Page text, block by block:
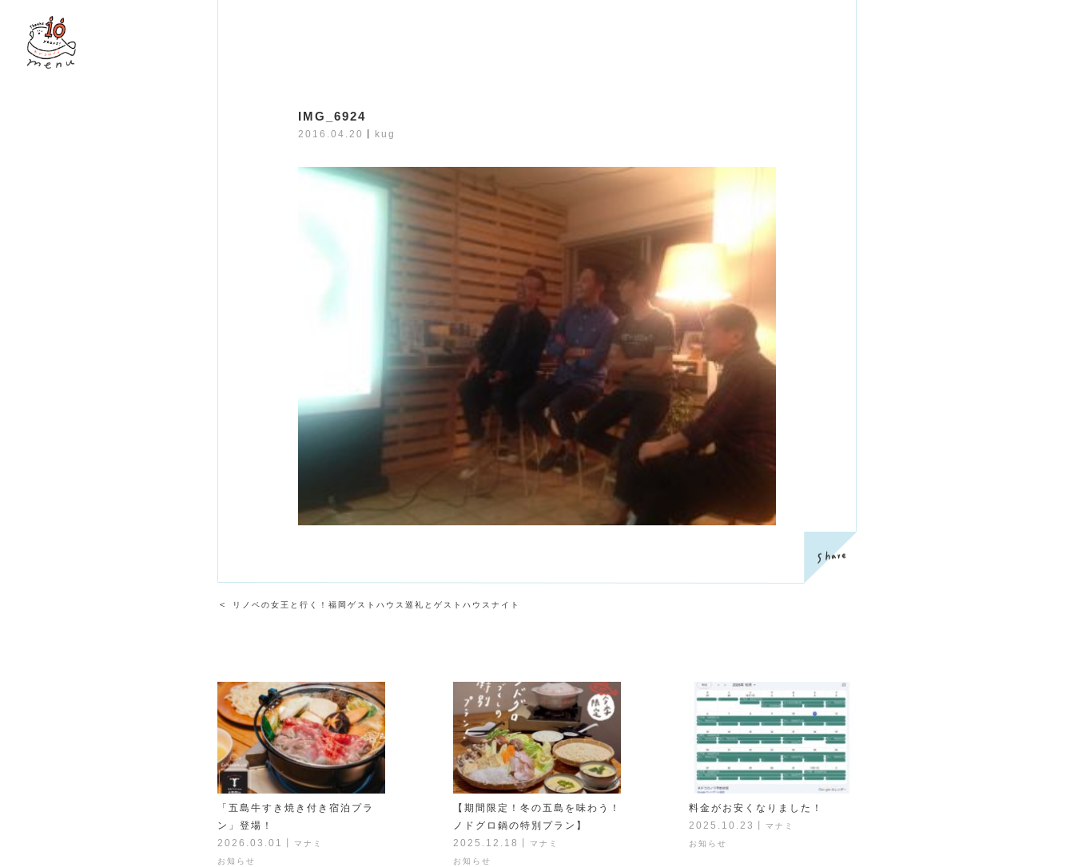
IMG_6924
2016.04.20 kug
＜ リノベの女王と行く！福岡ゲストハウス巡礼とゲストハウスナイト
「五島牛すき焼き付き宿泊プラ
ン」登場！
2026.03.01
マナミ
お知らせ
【期間限定！冬の五島を味わう！
ノドグロ鍋の特別プラン】
2025.12.18
マナミ
お知らせ
料金がお安くなりました！
2025.10.23
マナミ
お知らせ